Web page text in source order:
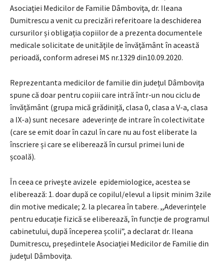
Asociaţiei Medicilor de Familie Dâmboviţa, dr. Ileana
Dumitrescu a venit cu precizări referitoare la deschiderea
cursurilor și obligația copiilor de a prezenta documentele
medicale solicitate de unităţile de învăţământ în această
perioadă, conform adresei MS nr.1329 din10.09.2020.
Reprezentanta medicilor de familie din judeţul Dâmboviţa
spune că doar pentru copiii care intră într-un nou ciclu de
învățământ (grupa mică grădiniță, clasa 0, clasa a V-a, clasa
a IX-a) sunt necesare adeverințe de intrare în colectivitate
(care se emit doar în cazul în care nu au fost eliberate la
înscriere și care se eliberează în cursul primei luni de
școală).
În ceea ce priveşte avizele epidemiologice, acestea se
eliberează: 1. doar după ce copilul/elevul a lipsit minim 3zile
din motive medicale; 2. la plecarea în tabere. ,,Adeverințele
pentru educație fizică se eliberează, în funcție de programul
cabinetului, după începerea școlii”, a declarat dr. Ileana
Dumitrescu, preşedintele Asociaţiei Medicilor de Familie din
judeţul Dâmboviţa.